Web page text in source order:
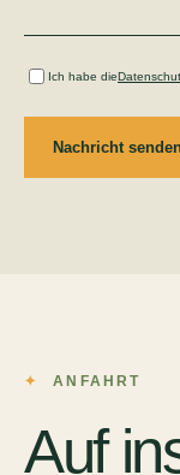
Ich habe die
Nachricht
ANFAHRT
Auf